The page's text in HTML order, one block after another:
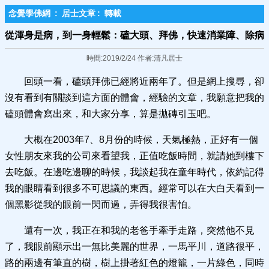
念覺學佛網 : 居士文章 : 轉載
從渾身是病，到一身輕鬆：磕大頭、拜佛，快速消業障、除病
時間:2019/2/24 作者:清凡居士
回頭一看，磕頭拜佛已經將近兩年了。但是網上搜尋，卻
沒有看到有關談到這方面的體會，經驗的文章，我願意把我的
磕頭體會寫出來，和大家分享，算是拋磚引玉吧。
大概在2003年7、8月份的時候，天氣極熱，正好有一個
女性朋友來我的公司來看望我，正值吃飯時間，就請她到樓下
去吃飯。在邊吃邊聊的時候，我談起我在童年時代，依約記得
我的眼睛看到很多不可思議的東西。經常可以在大白天看到一
個黑影從我的眼前一閃而過，弄得我很害怕。
還有一次，我正在和我的老爸手牽手走路，突然他不見
了，我眼前顯示出一無比美麗的世界，一馬平川，道路很平，
路的兩邊有筆直的樹，樹上掛著紅色的燈籠，一片綠色，同時